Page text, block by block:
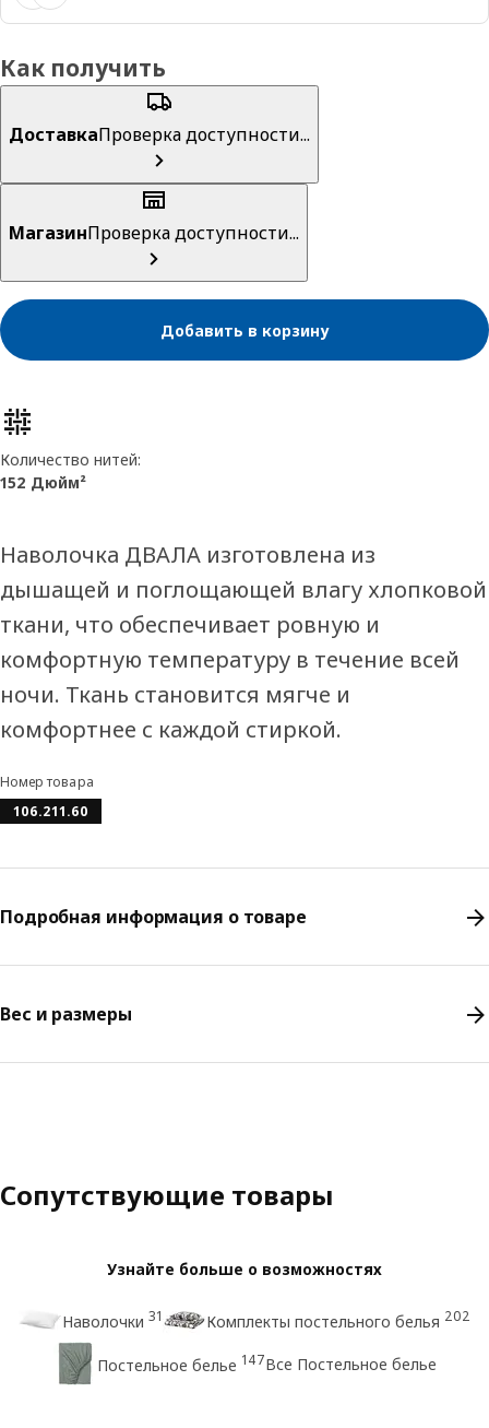
Как получить
ДоставкаПроверка доступности...
МагазинПроверка доступности...
Добавить в корзину
Характеристики товара
Количество нитей:
152 Дюйм²
Наволочка ДВАЛА изготовлена из
дышащей и поглощающей влагу хлопковой
ткани, что обеспечивает ровную и
комфортную температуру в течение всей
ночи. Ткань становится мягче и
комфортнее с каждой стиркой.
Номер товара
106.211.60
Подробная информация о товаре
Вес и размеры
Сопутствующие товары
Узнайте больше о возможностях
Наволочки 31 Комплекты постельного белья 202
Постельное белье 147Все Постельное белье